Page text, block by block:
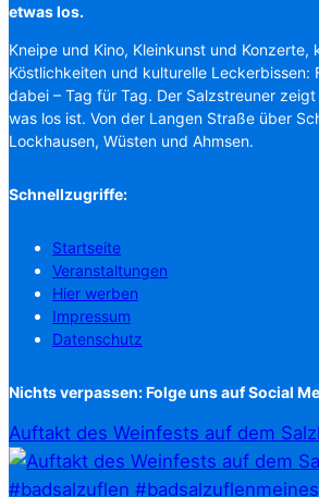
etwas los.
Kneipe und Kino, Kleinkunst und Konzerte,
Köstlichkeiten und kulturelle Leckerbissen:
dabei – Tag für Tag. Der Salzstreuner
was los ist. Von der Langen Straße über
Lockhausen, Wüsten und Ahmsen.
Schnellzugriffe:
Startseite
Veranstaltungen
Hier werben
Impressum
Datenschutz
Nichts verpassen: Folge uns auf Social
Auftakt des Weinfests auf dem